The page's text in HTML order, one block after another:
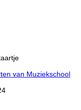
van Muziekschool